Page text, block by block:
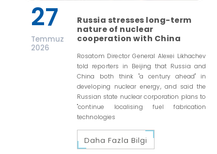
27
Temmuz
2026
Russia stresses long-term
nature of nuclear
cooperation with China
Rosatom Director General Alexei Likhachev
told reporters in Beijing that Russia and
China both think "a century ahead" in
developing nuclear energy, and said the
Russian state nuclear corporation plans to
"continue localising fuel fabrication
technologies
Daha Fazla Bilgi